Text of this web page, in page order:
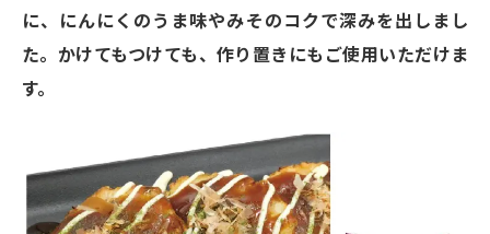
に、にんにくのうま味やみそのコクで深みを出しまし
た。かけてもつけても、作り置きにもご使用いただけま
す。